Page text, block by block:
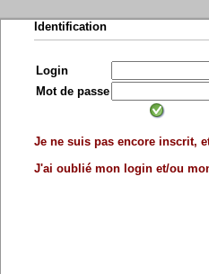
Identification
Login
Mot de passe
Je ne suis pas encore inscrit,
J'ai oublié mon login et/ou